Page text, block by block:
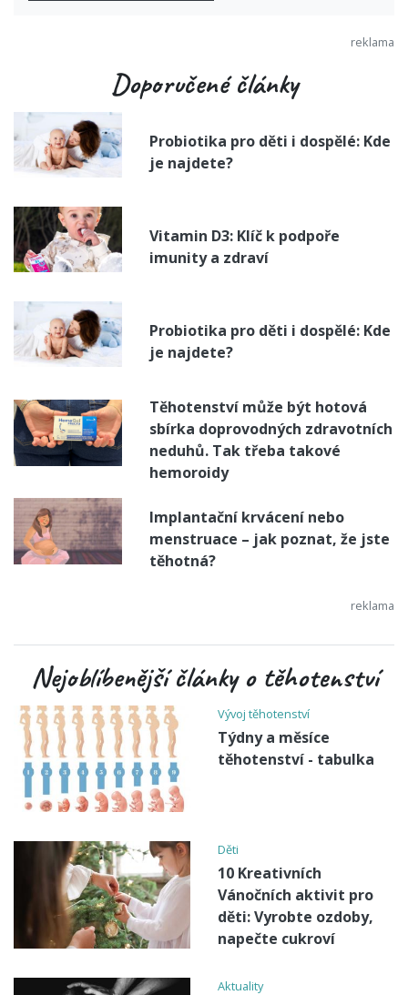
Doporučené články
Probiotika pro děti i dospělé: Kde
je najdete?
Vitamin D3: Klíč k podpoře
imunity a zdraví
Probiotika pro děti i dospělé: Kde
je najdete?
Těhotenství může být hotová
sbírka doprovodných zdravotních
neduhů. Tak třeba takové
hemoroidy
Implantační krvácení nebo
menstruace – jak poznat, že jste
těhotná?
Nejoblíbenější články o těhotenství
Vývoj těhotenství
Týdny a měsíce
těhotenství - tabulka
Děti
10 Kreativních
Vánočních aktivit pro
děti: Vyrobte ozdoby,
napečte cukroví
Aktuality